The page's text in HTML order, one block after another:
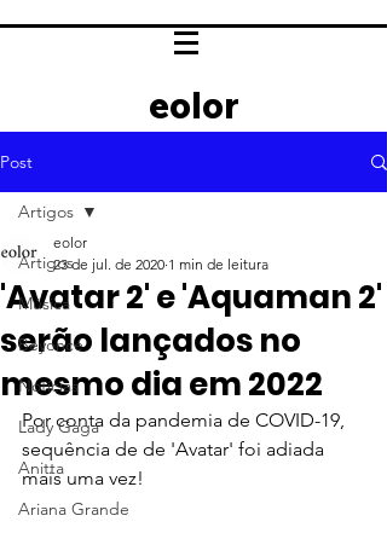
eolor
Post
Artigos
Música
Beyoncé
Notícias
Lady Gaga
Anitta
Ariana Grande
Artigos
'Avatar 2' e 'Aquaman 2'
serão lançados no
mesmo dia em 2022
eolor
23 de jul. de 2020 1 min de leitura
Por conta da pandemia de COVID-19,
sequência de de 'Avatar' foi adiada
mais uma vez!